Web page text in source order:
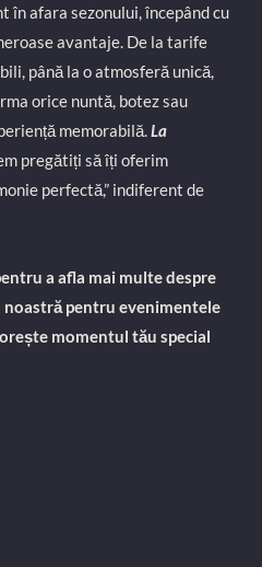
în afara sezonului, începând cu
avantaje. De la tarife
până la o atmosferă unică,
orice nuntă, botez sau
memorabilă.La
pregătiți să îți oferim
perfectă,” indiferent de
a afla mai multe despre
pentru evenimentele
momentul tău special